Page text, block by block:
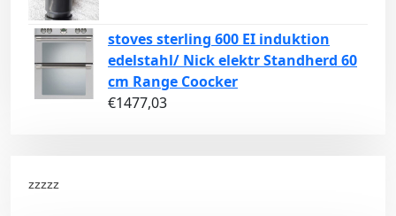
stoves sterling 600 EI induktion
edelstahl/ Nick elektr Standherd 60
cm Range Coocker
€1477,03
zzzzz